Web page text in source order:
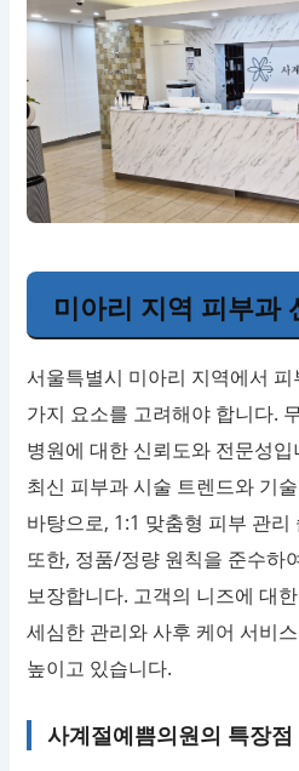
미아리 지역 피부과
서울특별시 미아리 지역에서
가지 요소를 고려해야 합니다.
병원에 대한 신뢰도와 전문성
최신 피부과 시술 트렌드와 기
바탕으로, 1:1 맞춤형 피부 관
또한, 정품/정량 원칙을 준수하
보장합니다. 고객의 니즈에 대
세심한 관리와 사후 케어 서비
높이고 있습니다.
사계절예쁨의원의 특장점